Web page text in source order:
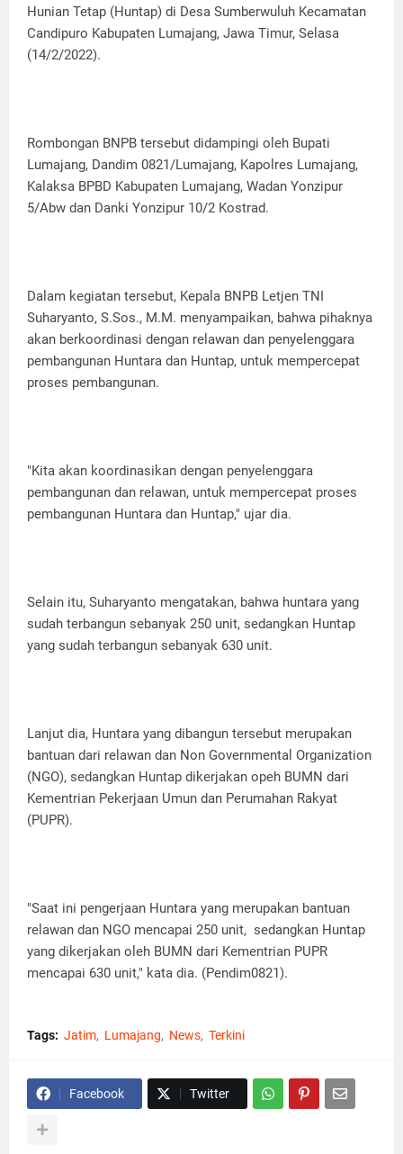
Hunian Tetap (Huntap) di Desa Sumberwuluh Kecamatan
Candipuro Kabupaten Lumajang, Jawa Timur, Selasa
(14/2/2022).
Rombongan BNPB tersebut didampingi oleh Bupati
Lumajang, Dandim 0821/Lumajang, Kapolres Lumajang,
Kalaksa BPBD Kabupaten Lumajang, Wadan Yonzipur
5/Abw dan Danki Yonzipur 10/2 Kostrad.
Dalam kegiatan tersebut, Kepala BNPB Letjen TNI
Suharyanto, S.Sos., M.M. menyampaikan, bahwa pihaknya
akan berkoordinasi dengan relawan dan penyelenggara
pembangunan Huntara dan Huntap, untuk mempercepat
proses pembangunan.
"Kita akan koordinasikan dengan penyelenggara
pembangunan dan relawan, untuk mempercepat proses
pembangunan Huntara dan Huntap," ujar dia.
Selain itu, Suharyanto mengatakan, bahwa huntara yang
sudah terbangun sebanyak 250 unit, sedangkan Huntap
yang sudah terbangun sebanyak 630 unit.
Lanjut dia, Huntara yang dibangun tersebut merupakan
bantuan dari relawan dan Non Governmental Organization
(NGO), sedangkan Huntap dikerjakan opeh BUMN dari
Kementrian Pekerjaan Umun dan Perumahan Rakyat
(PUPR).
"Saat ini pengerjaan Huntara yang merupakan bantuan
relawan dan NGO mencapai 250 unit, sedangkan Huntap
yang dikerjakan oleh BUMN dari Kementrian PUPR
mencapai 630 unit," kata dia. (Pendim0821).
Tags: Jatim Lumajang News Terkini
Facebook Twitter